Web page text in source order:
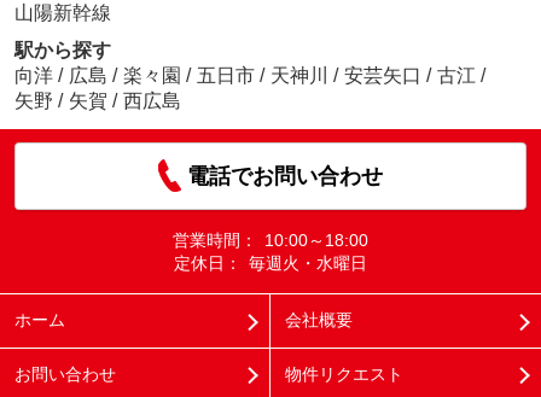
山陽新幹線
駅から探す
向洋 / 広島 / 楽々園 / 五日市 / 天神川 / 安芸矢口 / 古江 /
矢野 / 矢賀 / 西広島
電話でお問い合わせ
営業時間：
10:00～18:00
定休日：
毎週火・水曜日
ホーム 会社概要
お問い合わせ 物件リクエスト